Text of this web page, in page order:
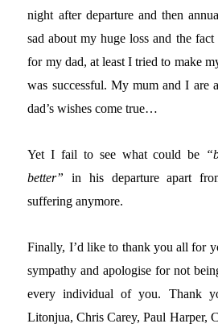
night after departure and then
sad about my huge loss and the
for my dad, at least I tried to make
was successful. My mum and I are
dad’s wishes come true…
Yet I fail to see what could be
better”
in his departure apart
suffering anymore.
Finally, I’d like to thank you all for
sympathy and apologise for not
every individual of you. Thank
Litonjua, Chris Carey, Paul Harper,